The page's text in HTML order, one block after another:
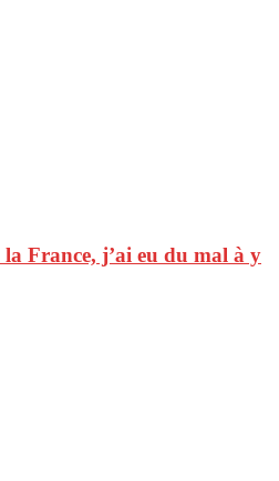
la France, j’ai eu du mal à y